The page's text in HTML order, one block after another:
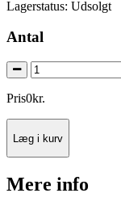
Lagerstatus: Udsolgt
Antal
Pris0kr.
Læg i kurv
Mere info